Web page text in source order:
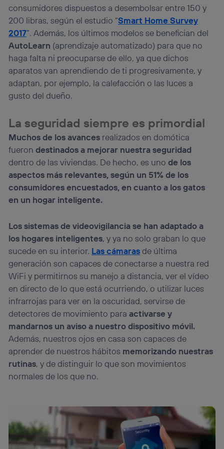
consumidores dispuestos a desembolsar entre 150 y
200 libras, según el estudio “Smart Home Survey
2017”. Además, los últimos modelos se benefician del
AutoLearn (aprendizaje automatizado) para que no
haga falta ni preocuparse de ello, ya que dichos
aparatos van aprendiendo de ti progresivamente, y
adaptan, por ejemplo, la calefacción o las luces a
gusto del dueño.
La seguridad siempre es primordial
Muchos de los avances realizados en domótica
fuerondestinados a mejorar nuestra seguridad
dentro de las viviendas. De hecho, es unode los
aspectos más relevantes, según un 51% de los
consumidores encuestados, en cuanto a los gatos
en un hogar inteligente.
Los sistemas de videovigilancia se han adaptado a
los hogares inteligentes, y ya no solo graban lo que
sucede en su interior. Las cámarasde última
generación son capaces de conectarse a nuestra red
WiFi y permitirnos su manejo a distancia, ver el vídeo
en directo de lo que está ocurriendo, o utilizar luces
infrarrojas para ver en la oscuridad, servirse de
detectores de movimiento para activarse y
mandarnos un aviso a nuestro dispositivo móvil.
Además, nuestros ojos en casa son capaces de
aprender de nuestros hábitos memorizando nuestras
rutinas, y de distinguir lo que son movimientos
normales de los que no.
(p. ej., número de teléfono móvil).
Este identificador se asigna a la conexión de internet, por
lo que cualquier persona que conecte su dispositivo y
consienta el uso de la tecnología recibirá el mismo
identificador. Típicamente:
Si utilizas unaconexión de banda ancha (p. ej., Wi-Fi),
el marketing o análisis se realizará en función de las
actividades de navegación de los miembros del hogar
que hayan dado su consentimiento.
navegación del usuario del móvil.
Puedes gestionar los consentimientos Utiq seleccionando
visitando el portal de privacidad de Utiq
(“consenthub”). Para más información, consulta
la política de privacidad de Utiq.